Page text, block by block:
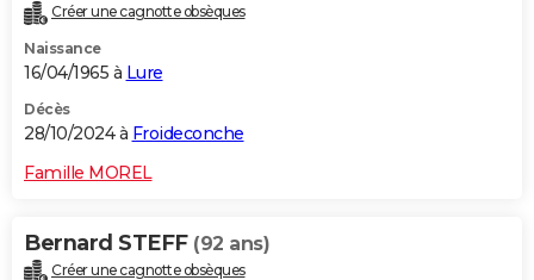
Créer une cagnotte obsèques
Naissance
16/04/1965 à Lure
Décès
28/10/2024 à Froideconche
Famille MOREL
Bernard STEFF (92 ans)
Créer une cagnotte obsèques